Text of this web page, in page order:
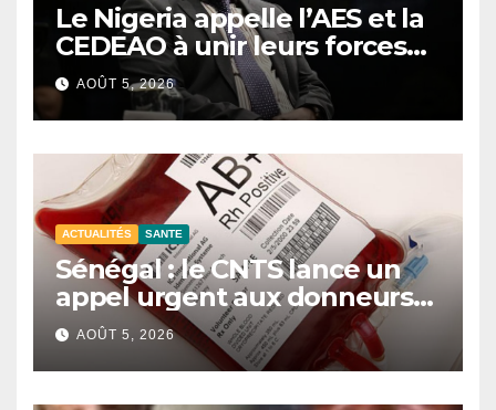
Le Nigeria appelle l’AES et la
CEDEAO à unir leurs forces
contre le terrorisme
AOÛT 5, 2026
ACTUALITÉS SANTE
Sénégal : le CNTS lance un
appel urgent aux donneurs
face à une pénurie de sang.
AOÛT 5, 2026